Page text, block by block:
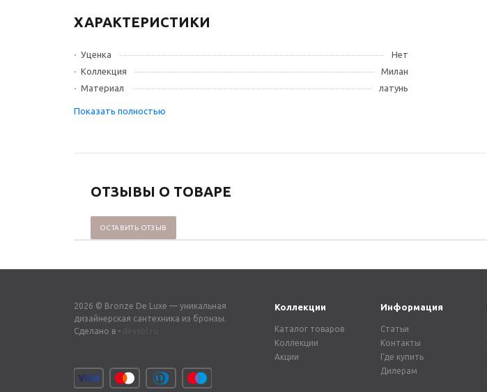
ХАРАКТЕРИСТИКИ
Уценка
Нет
Коллекция
Милан
Материал
латунь
ОТЗЫВЫ О ТОВАРЕ
ОСТАВИТЬ ОТЗЫВ
2026 © Bronze De Luxe — уникальная
дизайнерская сантехника из бронзы.
Сделано в -
Коллекции Информация
Каталог товаров
Коллекции
Акции
Статьи
Контакты
Где купить
Дилерам